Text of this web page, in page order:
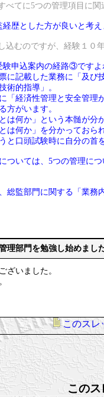
べてに5つの管理項目に
歴とした方が良いと考
込むのですが、経験１
験申込案内の経路③ですよ
に記載した業務に「及び
術的指導」。
「経済性管理と安全管理
方がいます。
は何か」という本髄が分
は何か」を分かっておら
と口頭試験時に自分の首
ついては、5つの管理に
総監部門に関する「業務
理部門を勉強し始めまし
ざいました。
このスレ
この